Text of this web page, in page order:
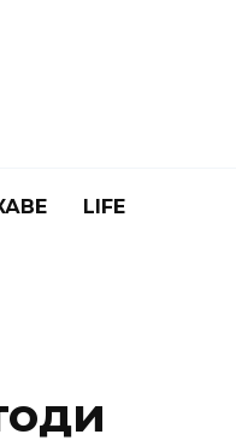
LIFE